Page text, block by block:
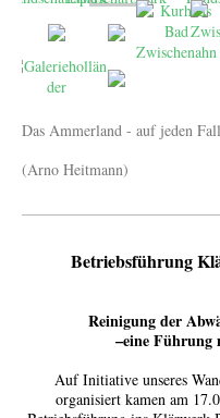
Das Ammerland - auf jeden
(Arno Heitmann)
Betriebsführung
Reinigung der
–eine Führung
Auf Initiative unseres
organisiert kamen am